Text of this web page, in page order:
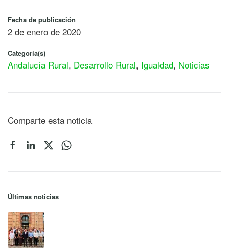
Fecha de publicación
2 de enero de 2020
Categoría(s)
Andalucía Rural, Desarrollo Rural, Igualdad, Noticias
Comparte esta noticia
Últimas noticias